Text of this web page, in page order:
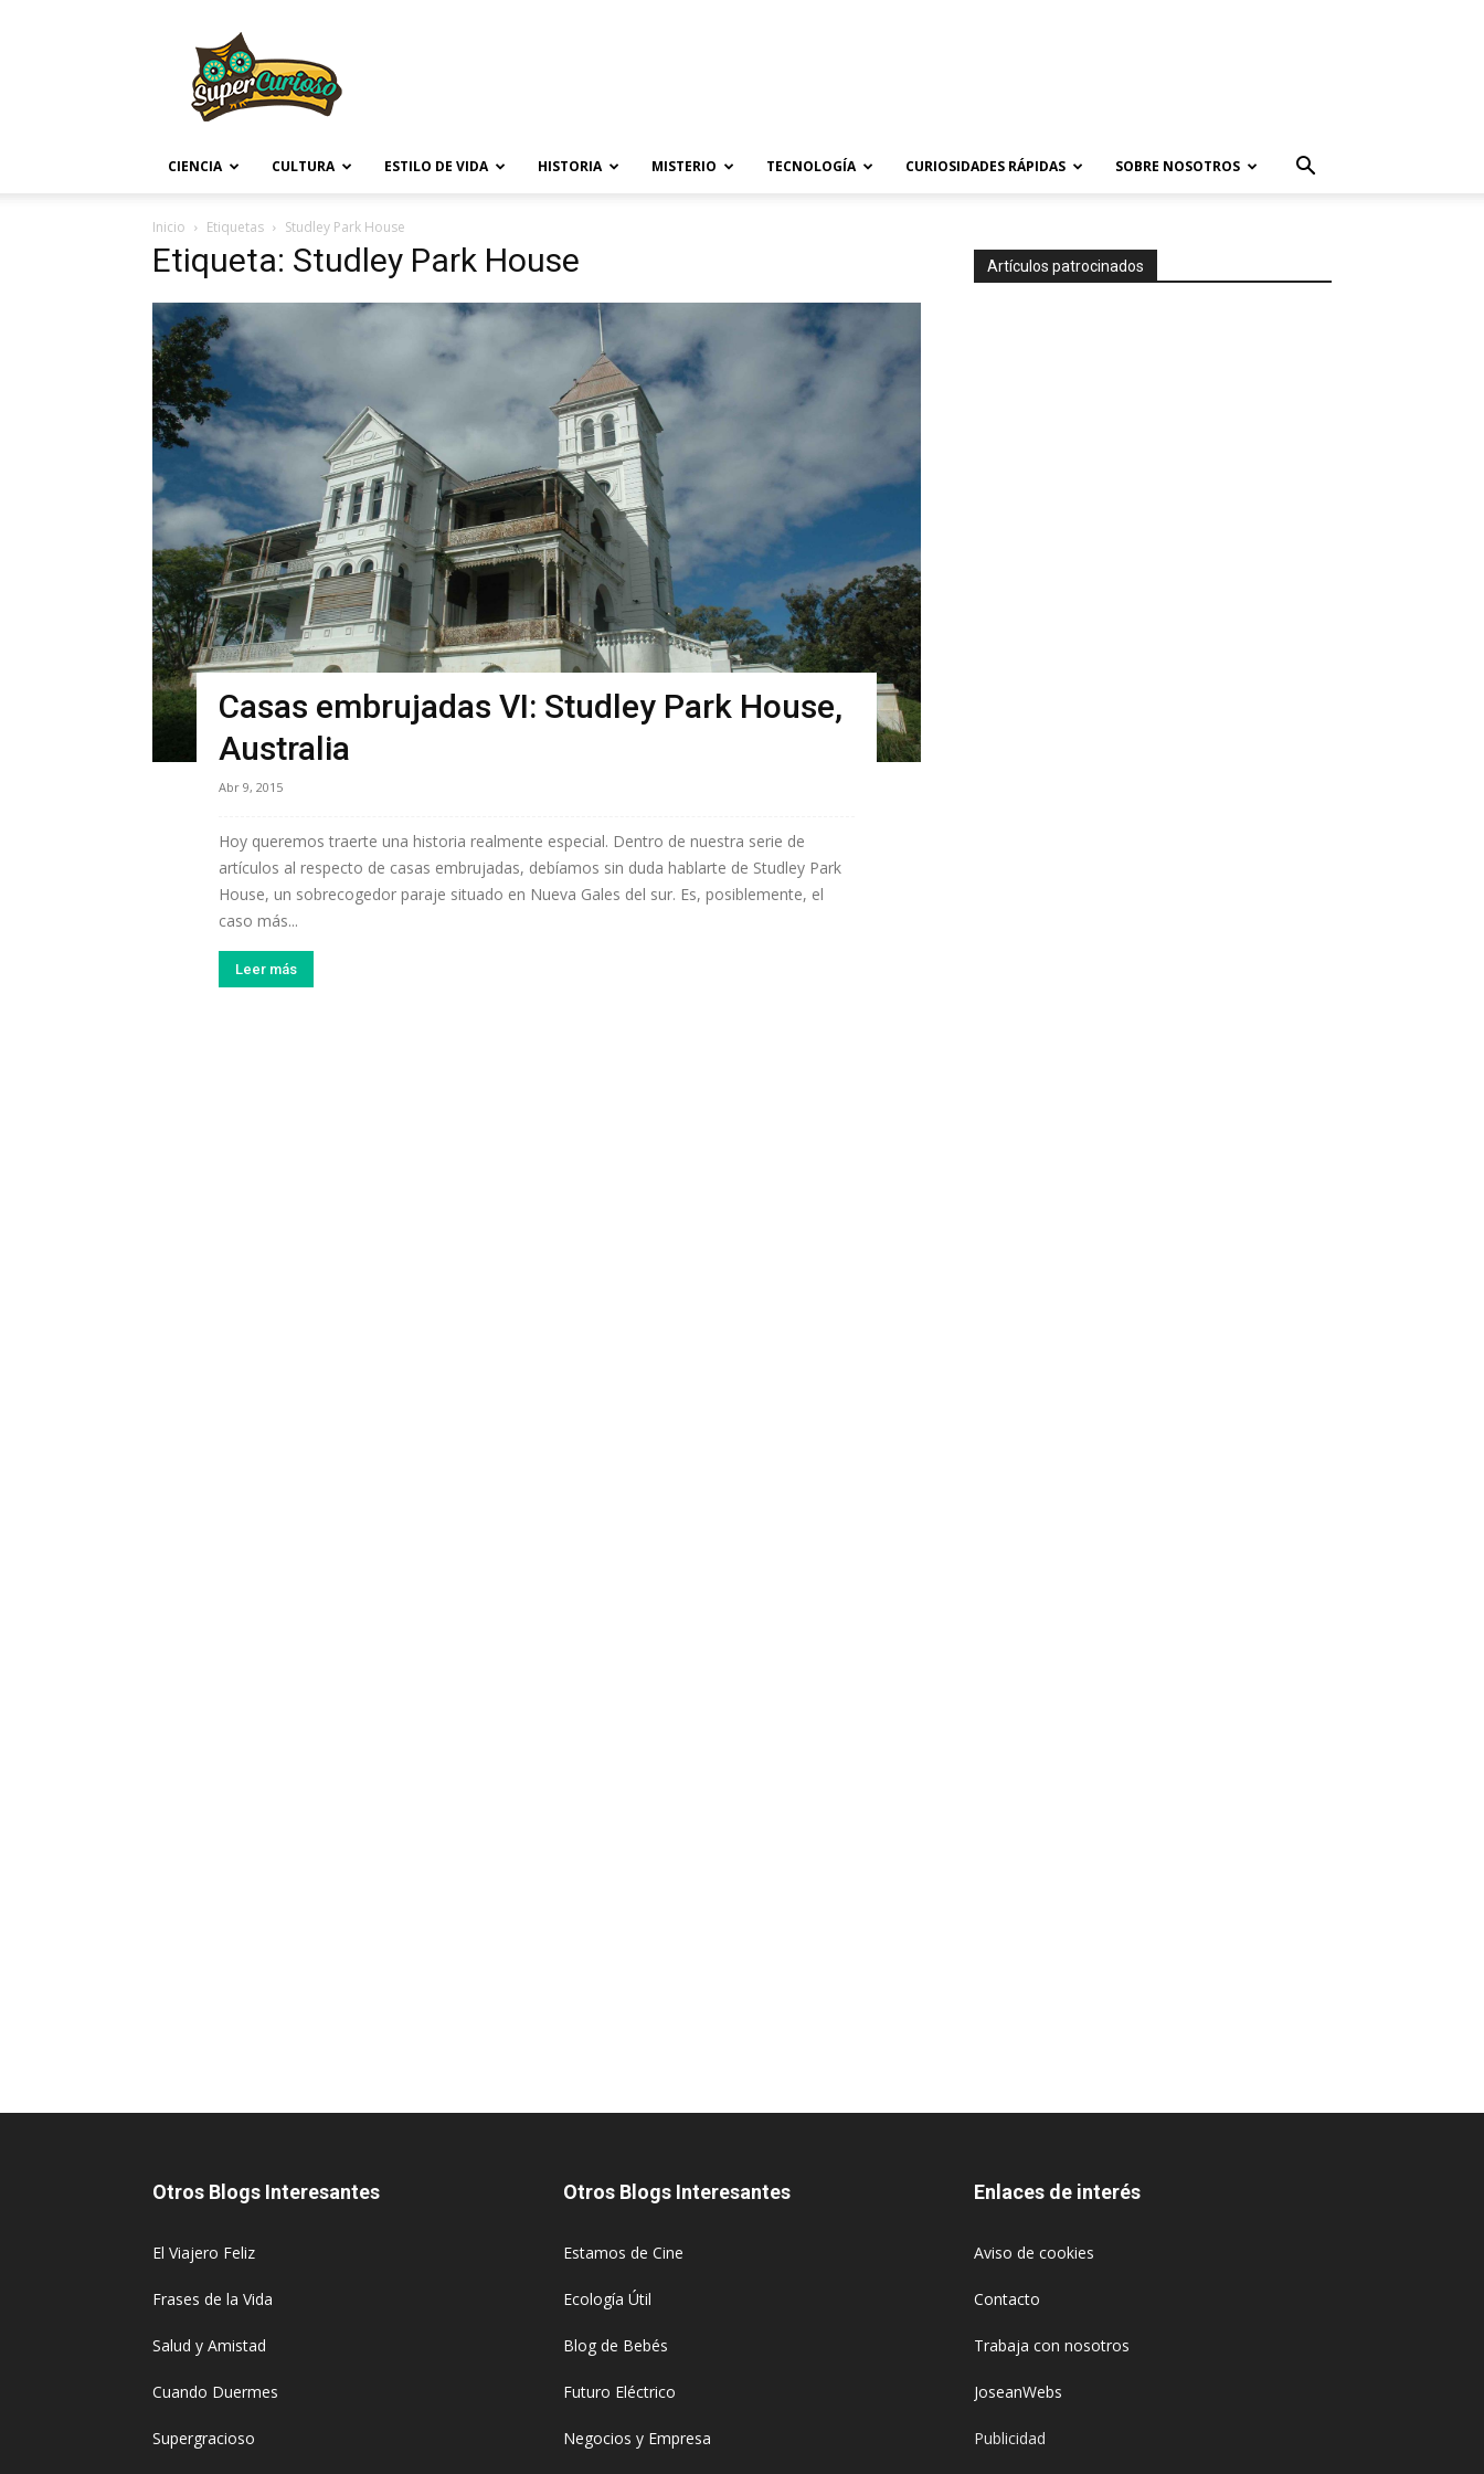
CIENCIA CULTURA ESTILO DE VIDA HISTORIA MISTERIO TECNOLOGÍA CURIOSIDADES RÁPIDAS SOBRE NOSOTROS
Inicio Etiquetas Studley Park House
Etiqueta: Studley Park House
Casas embrujadas VI: Studley Park House,
Australia
Abr 9, 2015
Hoy queremos traerte una historia realmente especial. Dentro de nuestra serie de
artículos al respecto de casas embrujadas, debíamos sin duda hablarte de Studley Park
House, un sobrecogedor paraje situado en Nueva Gales del sur. Es, posiblemente, el
caso más...
Leer más
Artículos patrocinados
Otros Blogs Interesantes
El Viajero Feliz
Frases de la Vida
Salud y Amistad
Cuando Duermes
Supergracioso
Otros Blogs Interesantes
Estamos de Cine
Ecología Útil
Blog de Bebés
Futuro Eléctrico
Negocios y Empresa
Enlaces de interés
Aviso de cookies
Contacto
Trabaja con nosotros
JoseanWebs
Publicidad